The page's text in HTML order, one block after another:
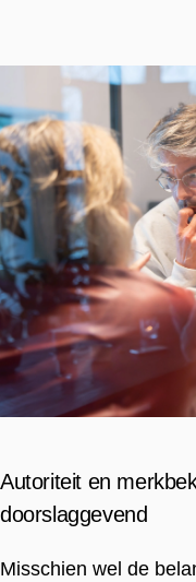
Autoriteit en
doorslaggevend
Misschien wel de